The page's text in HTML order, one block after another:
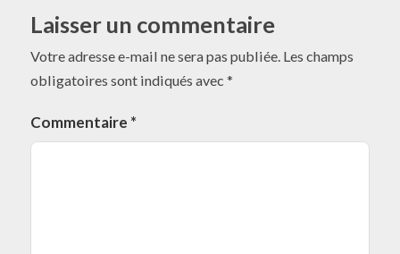
Laisser un commentaire
Votre adresse e-mail ne sera pas publiée. Les champs
obligatoires sont indiqués avec *
Commentaire *